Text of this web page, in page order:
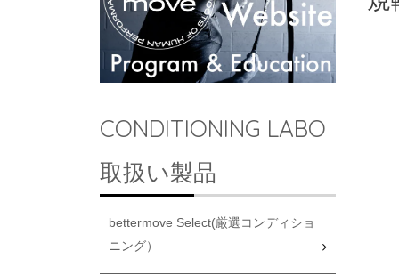
CONDITIONING LABO
取扱い製品
bettermove Select(厳選コンディショ
ニング）